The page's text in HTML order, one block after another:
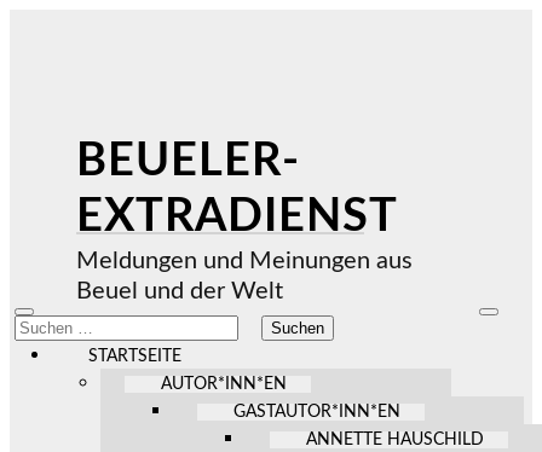
BEUELER-
EXTRADIENST
Meldungen und Meinungen aus
Beuel und der Welt
Mobile-
Menü
ein-/ausblenden
Suchen
nach:
STARTSEITE
AUTOR*INN*EN
GASTAUTOR*INN*EN
ANNETTE HAUSCHILD